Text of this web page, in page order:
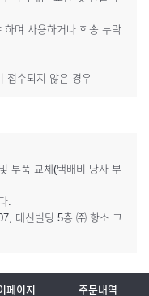
며 사용하거나 회송 누락
접수되지 않은 경우
부품 교체(택배비 당사 부
.
대신빌딩 5층 ㈜ 항소 고
페이지 주문내역